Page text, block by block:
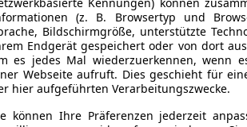
Kennungen) können
(z. B. Browsertyp und
Bildschirmgröße, unterstützte
Endgerät gespeichert oder von dort
es jedes Mal wiederzuerkennen, wenn
Webseite aufruft. Dies geschieht für
hier aufgeführten Verarbeitungszwecke.
können Ihre Präferenzen jederzeit